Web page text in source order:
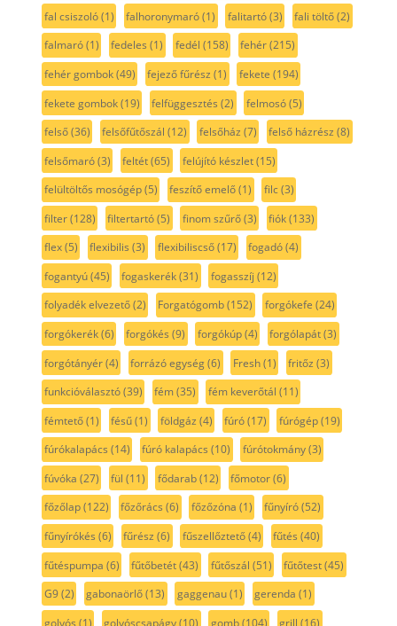
fal csiszoló(1) falhoronymaró(1) falitartó(3) fali töltő(2)
falmaró(1) fedeles (1) fedél (158) fehér(215)
fehér gombok(49) fejező fűrész (1) fekete (194)
fekete gombok(19) felfüggesztés (2) felmosó(5)
felső(36) felsőfűtőszál (12) felsőház (7) felső házrész (8)
felsőmaró(3) feltét(65) felújító készlet(15)
felültöltős mosógép(5) feszítő emelő(1) filc(3)
filter(128) filtertartó(5) finom szűrő(3) fiók(133)
flex(5) flexibilis (3) flexibiliscső(17) fogadó(4)
fogantyú(45) fogaskerék(31) fogasszíj (12)
folyadék elvezető(2) Forgatógomb(152) forgókefe (24)
forgókerék(6) forgókés (9) forgókúp(4) forgólapát(3)
forgótányér(4) forrázó egység(6) Fresh(1) fritőz (3)
funkcióválasztó(39) fém(35) fém keverőtál (11)
fémtető(1) fésű(1) földgáz (4) fúró(17) fúrógép(19)
fúrókalapács (14) fúró kalapács (10) fúrótokmány(3)
fúvóka (27) fül (11) fődarab(12) főmotor(6)
főzőlap(122) főzőrács (6) főzőzóna (1) fűnyíró(52)
fűnyírókés (6) fűrész (6) fűszellőztető(4) fűtés (40)
fűtéspumpa (6) fűtőbetét(43) fűtőszál (51) fűtőtest(45)
G9(2) gabonaörlő(13) gaggenau(1) gerenda (1)
golyós (1) golyóscsapágy(10) gomb(104) grill (16)